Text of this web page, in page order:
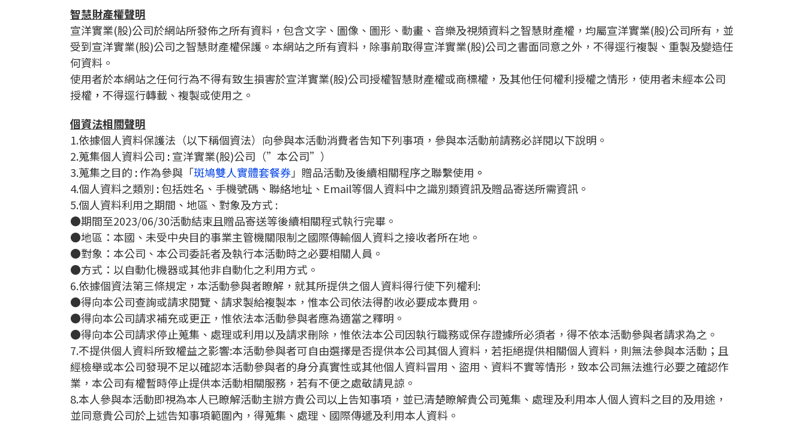
智慧財產權聲明
宣洋實業(股)公司於網站所發佈之所有資料，包含文字、圖像、圖形、動畫、音樂及視頻資料之智慧財產權，均屬宣洋實業(股)公司所有，並
受到宣洋實業(股)公司之智慧財產權保護。本網站之所有資料，除事前取得宣洋實業(股)公司之書面同意之外，不得逕行複製、重製及變造任
何資料。
使用者於本網站之任何行為不得有致生損害於宣洋實業(股)公司授權智慧財產權或商標權，及其他任何權利授權之情形，使用者未經本公司
授權 ， 不得逕行轉載、複製或使用之。
個資法相關聲明
1.依據個人資料保護法（以下稱個資法）向參與本活動消費者告知下列事項，參與本活動前請務必詳閱以下說明。
2.蒐集個人資料公司 :宣洋實業(股)公司（”本公司”）
3.蒐集之目的 :作為參與「斑鳩雙人實體套餐券」贈品活動及後續相關程序之聯繫使用 。
4.個人資料之類別 :包括姓名、手機號碼、聯絡地址、Email等個人資料中之識別類資訊及贈品寄送所需資訊。
5.個人資料利用之期間、地區、對象及方式 :
●期間至2023/06/30活動結束且贈品寄送等後續相關程式執行完畢。
●地區：本國、未受中央目的事業主管機關限制之國際傳輸個人資料之接收者所在地。
●對象：本公司、本公司委託者及執行本活動時之必要相關人員。
●方式：以自動化機器或其他非自動化之利用方式。
6.依據個資法第三條規定，本活動參與者瞭解，就其所提供之個人資料得行使下列權利:
●得向本公司查詢或請求閱覽、請求製給複製本，惟本公司依法得酌收必要成本費用。
●得向本公司請求補充或更正，惟依法本活動參與者應為適當之釋明。
●得向本公司請求停止蒐集、處理或利用以及請求刪除，惟依法本公司因執行職務或保存證據所必須者，得不依本活動參與者請求為之。
7.不提供個人資料所致權益之影響:本活動參與者可自由選擇是否提供本公司其個人資料，若拒絕提供相關個人資料，則無法參與本活動；且
經檢舉或本公司發現不足以確認本活動參與者的身分真實性或其他個人資料冒用、盜用、資料不實等情形，致本公司無法進行必要之確認作
業，本公司有權暫時停止提供本活動相關服務，若有不便之處敬請見諒。
8.本人參與本活動即視為本人已瞭解活動主辦方貴公司以上告知事項，並已清楚瞭解貴公司蒐集、處理及利用本人個人資料之目的及用途，
並同意貴公司於上述告知事項範圍內，得蒐集、處理、國際傳遞及利用本人資料。